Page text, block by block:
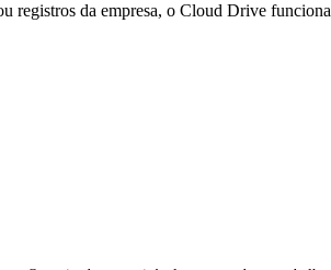
registros da empresa, o Cloud Drive